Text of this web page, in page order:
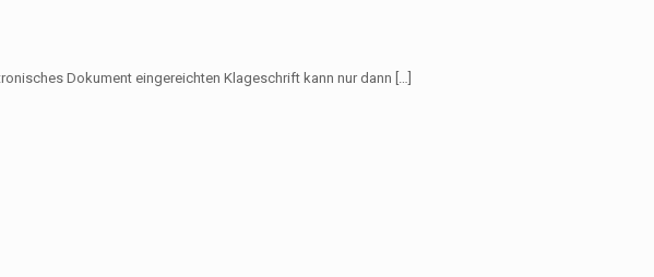
Dokument eingereichten Klageschrift kann nur dann […]